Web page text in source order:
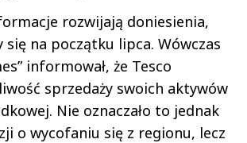
rozwijają doniesienia,
się na początku lipca. Wówczas
informował, że Tesco
sprzedaży swoich aktywów
Nie oznaczało to jednak
o wycofaniu się z regionu, lecz